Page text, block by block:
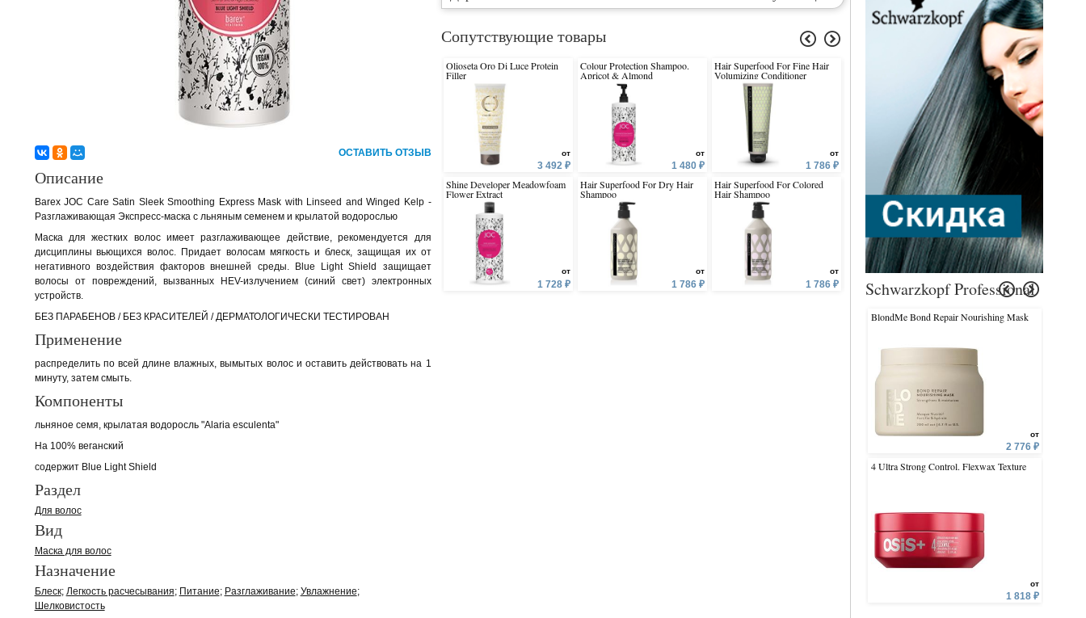
ОСТАВИТЬ ОТЗЫВ
Сопутствующие товары
Olioseta Oro Di Luce Protein
Filler
от
3 492 ₽
Shine Developer Meadowfoam
Flower Extract
от
1 728 ₽
Colour Protection Shampoo.
Apricot & Almond
от
1 480 ₽
Hair Superfood For Dry Hair
Shampoo
от
1 786 ₽
Hair Superfood For Fine Hair
Volumizing Conditioner
от
1 786 ₽
Hair Superfood For Colored
Hair Shampoo
от
1 786 ₽
Hair Superfood For Colored
от
1 786 ₽
Frequent Use Universal
Shampoo For All Hair Types
от
2 399 ₽
Крем-краска с
микропигментами
PERMESSE
Apricot & Almond
Schwarzkopf Professional
BlondMe Bond Repair Nourishing Mask
от
2 776 ₽
4 Ultra Strong Control. Flexwax Texture
от
1 818 ₽
Описание
Barex JOC Care Satin Sleek Smoothing Express Mask with Linseed and Winged Kelp -
Разглаживающая Экспресс-маска с льняным семенем и крылатой водорослью
Маска для жестких волос имеет разглаживающее действие, рекомендуется для
дисциплины вьющихся волос. Придает волосам мягкость и блеск, защищая их от
негативного воздействия факторов внешней среды. Blue Light Shield защищает
волосы от повреждений, вызванных HEV-излучением (синий свет) электронных
устройств.
БЕЗ ПАРАБЕНОВ / БЕЗ КРАСИТЕЛЕЙ / ДЕРМАТОЛОГИЧЕСКИ ТЕСТИРОВАН
Применение
распределить по всей длине влажных, вымытых волос и оставить действовать на 1
минуту, затем смыть.
Компоненты
льняное семя, крылатая водоросль "Alaria esculenta"
На 100% веганский
содержит Blue Light Shield
Раздел
Для волос
Вид
Маска для волос
Назначение
Блеск Легкость расчесывания Питание Разглаживание Увлажнение
Шелковистость